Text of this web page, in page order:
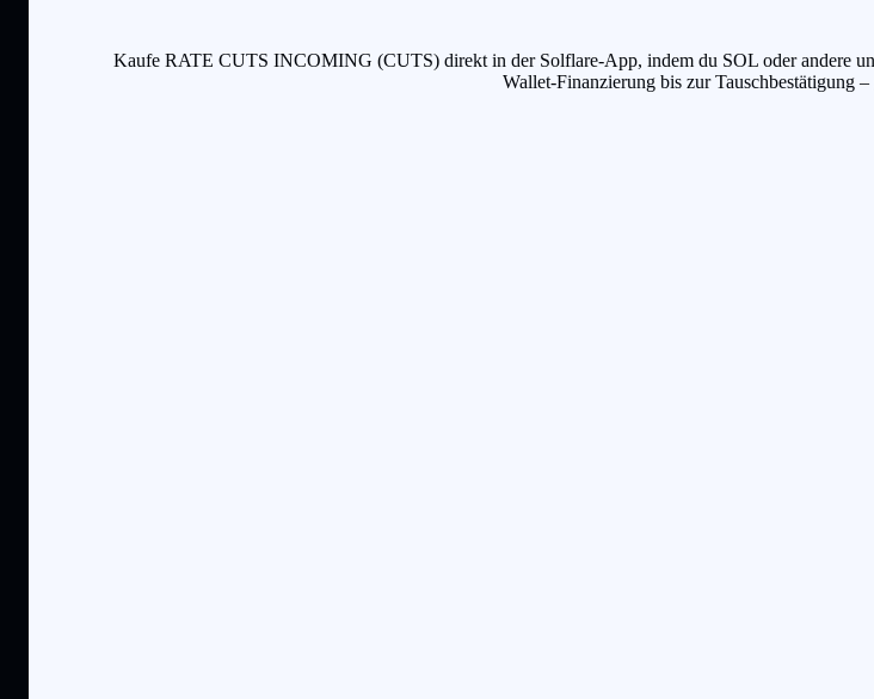
Kaufe RATE CUTS INCOMING (CUTS) direkt in der Solflare-App, indem du SOL oder andere
Wallet-Finanzierung bis zur Tauschbestätigung